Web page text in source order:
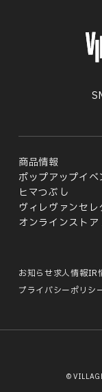
商品情報
ポップアップイベ
ヒマつぶし
ヴィレヴァンセレ
オンラインストア
お知らせ求人情報IR
プライバシーポリシ
©